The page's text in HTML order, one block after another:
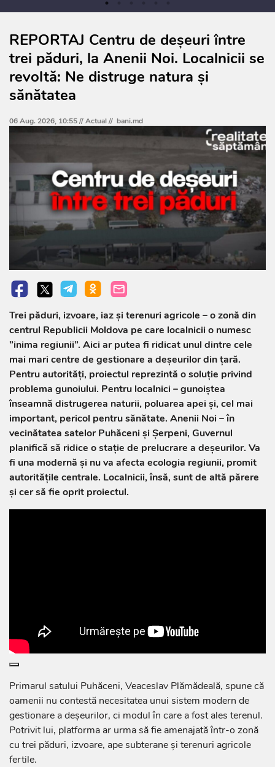
REPORTAJ Centru de deșeuri între
trei păduri, la Anenii Noi. Localnicii se
revoltă: Ne distruge natura și
sănătatea
06 Aug. 2026, 10:55 //Actual// bani.md
Trei păduri, izvoare, iaz și terenuri agricole – o zonă din
centrul Republicii Moldova pe care localnicii o numesc
”inima regiunii”. Aici ar putea fi ridicat unul dintre cele
mai mari centre de gestionare a deșeurilor din țară.
Pentru autorități, proiectul reprezintă o soluție privind
problema gunoiului. Pentru localnici – gunoiștea
înseamnă distrugerea naturii, poluarea apei și, cel mai
important, pericol pentru sănătate. Anenii Noi – în
vecinătatea satelor Puhăceni și Șerpeni, Guvernul
planifică să ridice o stație de prelucrare a deșeurilor. Va
fi una modernă și nu va afecta ecologia regiunii, promit
autoritățile centrale. Localnicii, însă, sunt de altă părere
și cer să fie oprit proiectul.
Primarul satului Puhăceni, Veaceslav Plămădeală, spune că
oamenii nu contestă necesitatea unui sistem modern de
gestionare a deșeurilor, ci modul în care a fost ales terenul.
Potrivit lui, platforma ar urma să fie amenajată într-o zonă
cu trei păduri, izvoare, ape subterane și terenuri agricole
fertile.